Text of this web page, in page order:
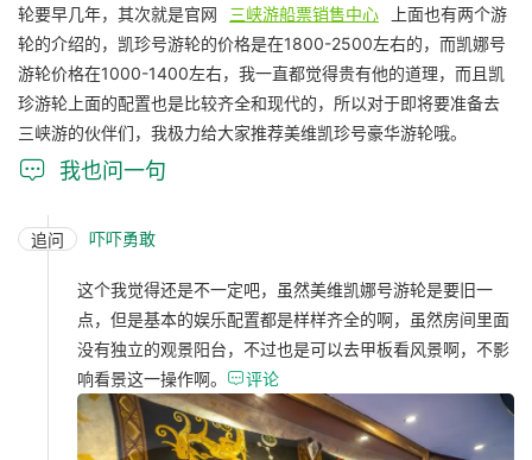
轮要早几年，其次就是官网
三峡游船票销售中心
上面也有两个游
轮的介绍的，凯珍号游轮的价格是在1800-2500左右的，而凯娜号
游轮价格在1000-1400左右，我一直都觉得贵有他的道理，而且凯
珍游轮上面的配置也是比较齐全和现代的，所以对于即将要准备去
三峡游的伙伴们，我极力给大家推荐美维凯珍号豪华游轮哦。
 我也问一句
追问 吓吓勇敢
这个我觉得还是不一定吧，虽然美维凯娜号游轮是要旧一
点，但是基本的娱乐配置都是样样齐全的啊，虽然房间里面
没有独立的观景阳台，不过也是可以去甲板看风景啊，不影
响看景这一操作啊。 评论